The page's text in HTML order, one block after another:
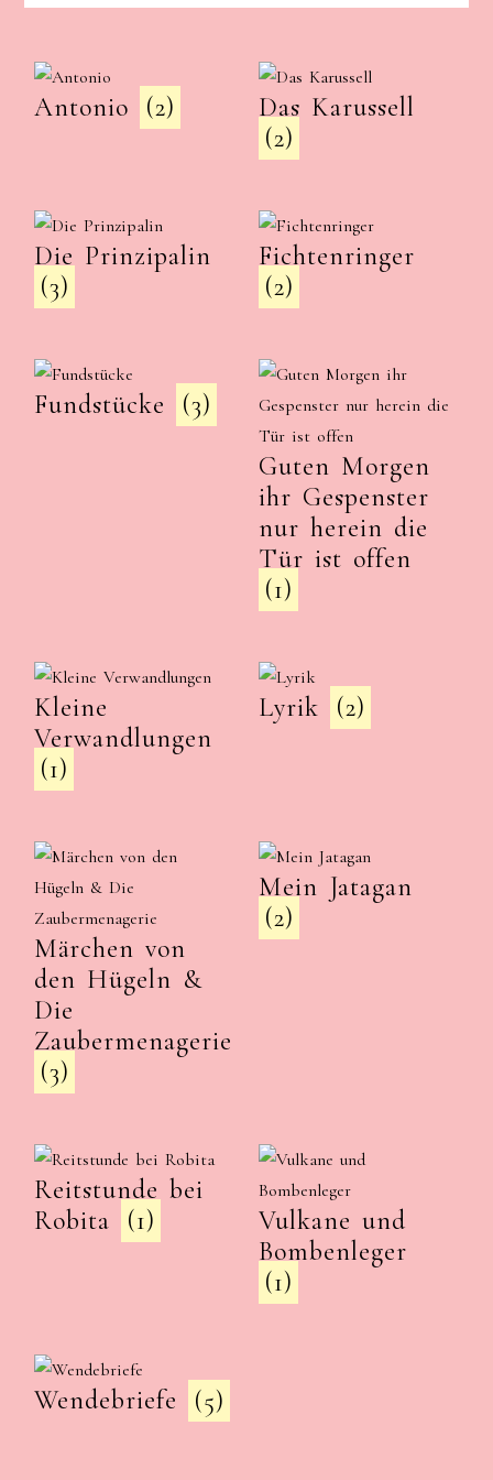
Antonio (2)
Das Karussell
(2)
Die Prinzipalin
(3)
Fichtenringer
(2)
Fundstücke
(3)
Guten Morgen
ihr Gespenster
nur herein die
Tür ist offen
(1)
Kleine
Verwandlungen
(1)
Lyrik (2)
Märchen von
den Hügeln &
Die
Zaubermenagerie
(3)
Mein Jatagan
(2)
Reitstunde bei
Robita
(1)
Vulkane und
Bombenleger
(1)
Wendebriefe (5)